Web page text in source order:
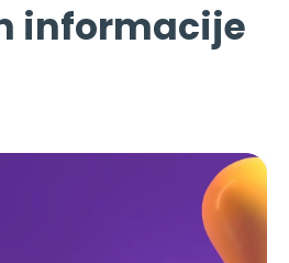
informacije